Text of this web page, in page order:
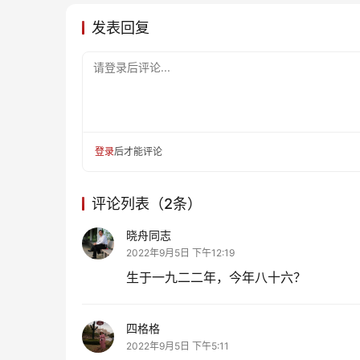
发表回复
请登录后评论...
登录后才能评论
评论列表（2条）
晓舟同志
2022年9月5日 下午12:19
生于一九二二年，今年八十六？
四格格
2022年9月5日 下午5:11